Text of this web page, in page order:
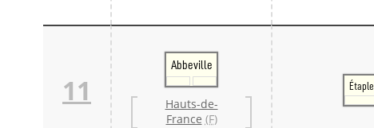
11
Abbeville
Hauts-de-
France (F)